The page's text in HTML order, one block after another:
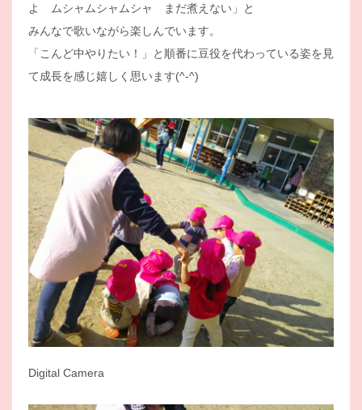
よ ムシャムシャムシャ まだ煮えない」と
みんなで歌いながら楽しんでいます。
「こんど中やりたい！」と順番に豆役を代わっている姿を見
て成長を感じ嬉しく思います(^-^)
Digital Camera